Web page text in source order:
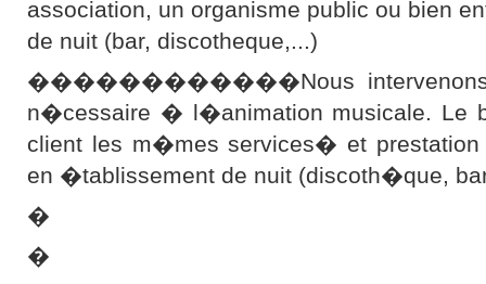
association, un organisme public ou bien
de nuit (bar, discotheque,...)
������������Nous intervenons
n�cessaire � l�animation musicale. Le
client les m�mes services� et
en �tablissement de nuit (discoth�que,
�
�